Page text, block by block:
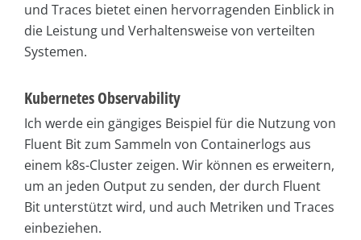
und Traces bietet einen hervorragenden Einblick in
die Leistung und Verhaltensweise von verteilten
Systemen.
Kubernetes Observability
Ich werde ein gängiges Beispiel für die Nutzung von
Fluent Bit zum Sammeln von Containerlogs aus
einem k8s-Cluster zeigen. Wir können es erweitern,
um an jeden Output zu senden, der durch Fluent
Bit unterstützt wird, und auch Metriken und Traces
einbeziehen.